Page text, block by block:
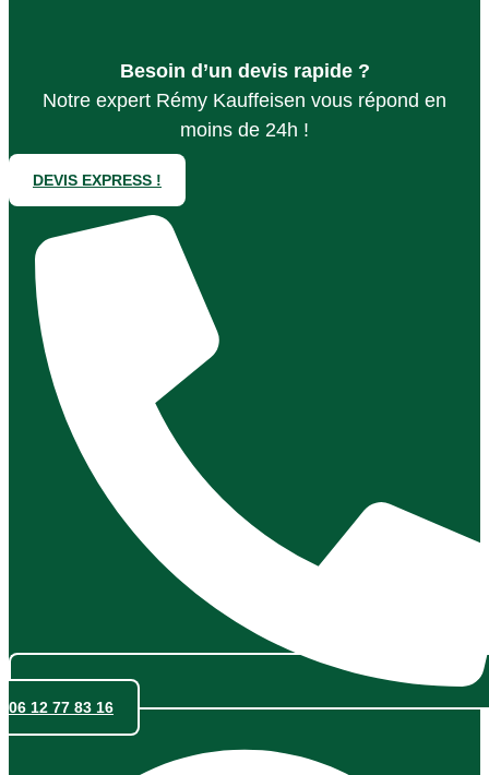
Besoin d’un devis rapide ?
Notre expert Rémy Kauffeisen vous répond en
moins de 24h !
DEVIS EXPRESS !
06 12 77 83 16